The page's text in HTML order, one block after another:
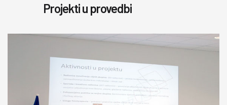
Projekti u provedbi